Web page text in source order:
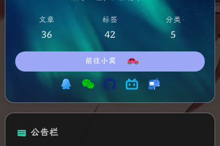
文章
36
标签
42
分类
5
前往小窝
公告栏